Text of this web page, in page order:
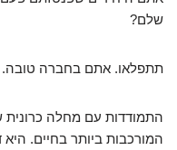
שלם?
תתפלאו. אתם בחברה טובה.
התמודדות עם מחלה
המורכבות ביותר בחיים.